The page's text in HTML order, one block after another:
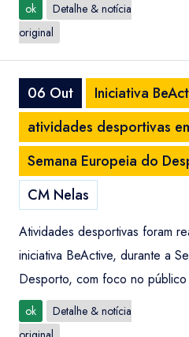
ok
Detalhe & notícia
original
06 Out
Iniciativa
atividades desportivas
Semana Europeia do
CM Nelas
Atividades desportivas foram
iniciativa BeActive, durante a
Desporto, com foco no
ok
Detalhe & notícia